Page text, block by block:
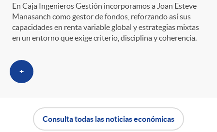
En Caja Ingenieros Gestión incorporamos a Joan Esteve
Manasanch como gestor de fondos, reforzando así sus
capacidades en renta variable global y estrategias mixtas
en un entorno que exige criterio, disciplina y coherencia.
+
Consulta todas las noticias económicas